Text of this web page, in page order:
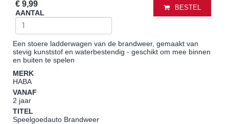
€ 9,99
AANTAL
BESTEL
Een stoere ladderwagen van de brandweer, gemaakt van
stevig kunststof en waterbestendig - geschikt om mee binnen
en buiten te spelen
MERK
HABA
VANAF
2 jaar
TITEL
Speelgoedauto Brandweer